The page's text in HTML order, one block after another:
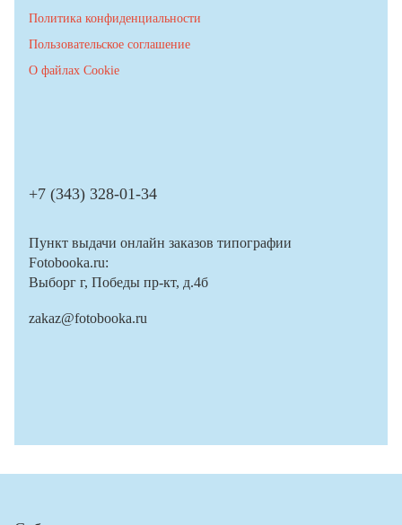
Политика конфиденциальности
Пользовательское соглашение
О файлах Cookie
+7 (343) 328-01-34
Пункт выдачи онлайн заказов типографии
Fotobooka.ru:
Выборг г, Победы пр-кт, д.4б
zakaz@fotobooka.ru